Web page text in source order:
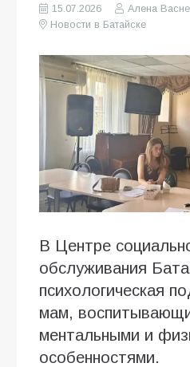
15.07.2026
Алена
Новости в Батайске
В Центре
обслуживания
психологическая
мам,
ментальными и
особенностями.